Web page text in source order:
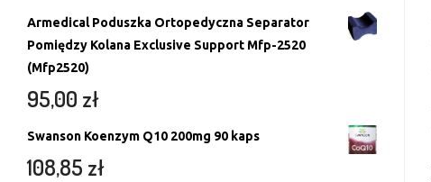
Armedical Poduszka Ortopedyczna Separator
Pomiędzy Kolana Exclusive Support Mfp-2520
(Mfp2520)
95,00 zł
Swanson Koenzym Q10 200mg 90 kaps
108,85 zł